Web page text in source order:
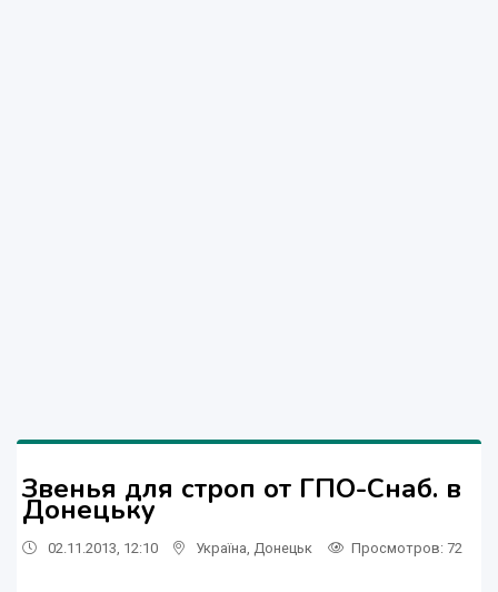
Звенья для строп от ГПО-Снаб. в
Донецьку
02.11.2013, 12:10 Україна Донецьк Просмотров: 72